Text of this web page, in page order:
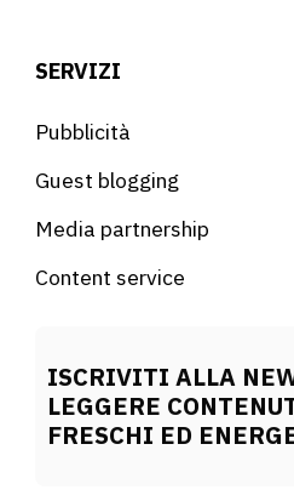
SERVIZI
Pubblicità
Guest blogging
Media partnership
Content service
ISCRIVITI ALLA
LEGGERE
FRESCHI ED